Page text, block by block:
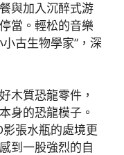
與加入沉醉式游
當。輕松的音樂
古生物學家”，深
木質恐龍零件，
身的恐龍模子。
張水瓶的處境更
到一股強烈的自